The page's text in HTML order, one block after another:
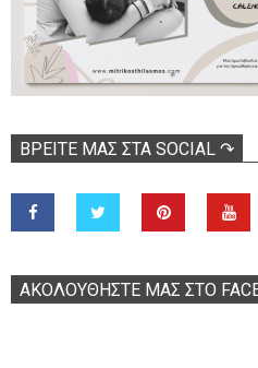
ΒΡΕΊΤΕ ΜΑΣ ΣΤΑ SOCIAL ↷
ΑΚΟΛOΥΘΉΣΤΕ ΜΑΣ ΣΤΟ